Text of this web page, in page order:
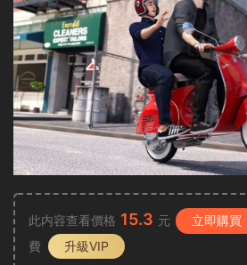
此内容查看價格 15.3 元 立即購買
費
升級VIP